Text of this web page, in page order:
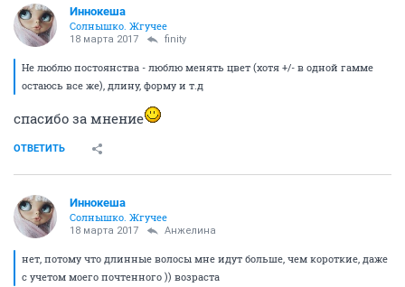
Иннокеша
Солнышко. Жгучее
18 марта 2017 finity
Не люблю постоянства - люблю менять цвет (хотя +/- в одной гамме
остаюсь все же), длину, форму и т.д
спасибо за мнение
ОТВЕТИТЬ
Иннокеша
Солнышко. Жгучее
18 марта 2017 Aнжелина
нет, потому что длинные волосы мне идут больше, чем короткие, даже
с учетом моего почтенного )) возраста